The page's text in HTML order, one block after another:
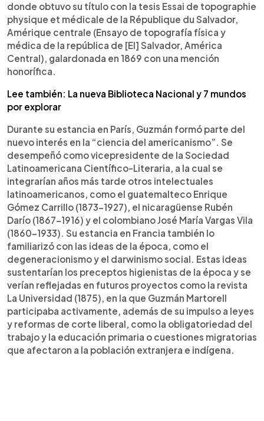
donde obtuvo su título con la tesis Essai de topographie
physique et médicale de la République du Salvador,
Amérique centrale (Ensayo de topografía física y
médica de la república de [El] Salvador, América
Central), galardonada en 1869 con una mención
honorífica.
Lee también: La nueva Biblioteca Nacional y 7 mundos
por explorar
Durante su estancia en París, Guzmán formó parte del
nuevo interés en la “ciencia del americanismo”. Se
desempeñó como vicepresidente de la Sociedad
Latinoamericana Científico-Literaria, a la cual se
integrarían años más tarde otros intelectuales
latinoamericanos, como el guatemalteco Enrique
Gómez Carrillo (1873-1927), el nicaragüense Rubén
Darío (1867-1916) y el colombiano José María Vargas Vila
(1860-1933). Su estancia en Francia también lo
familiarizó con las ideas de la época, como el
degeneracionismo y el darwinismo social. Estas ideas
sustentarían los preceptos higienistas de la época y se
verían reflejadas en futuros proyectos como la revista
La Universidad (1875), en la que Guzmán Martorell
participaba activamente, además de su impulso a leyes
y reformas de corte liberal, como la obligatoriedad del
trabajo y la educación primaria o cuestiones migratorias
que afectaron a la población extranjera e indígena.